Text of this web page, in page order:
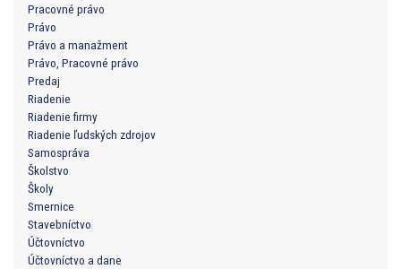
Pracovné právo
Právo
Právo a manažment
Právo, Pracovné právo
Predaj
Riadenie
Riadenie firmy
Riadenie ľudských zdrojov
Samospráva
Školstvo
Školy
Smernice
Stavebníctvo
Účtovníctvo
Účtovníctvo a dane